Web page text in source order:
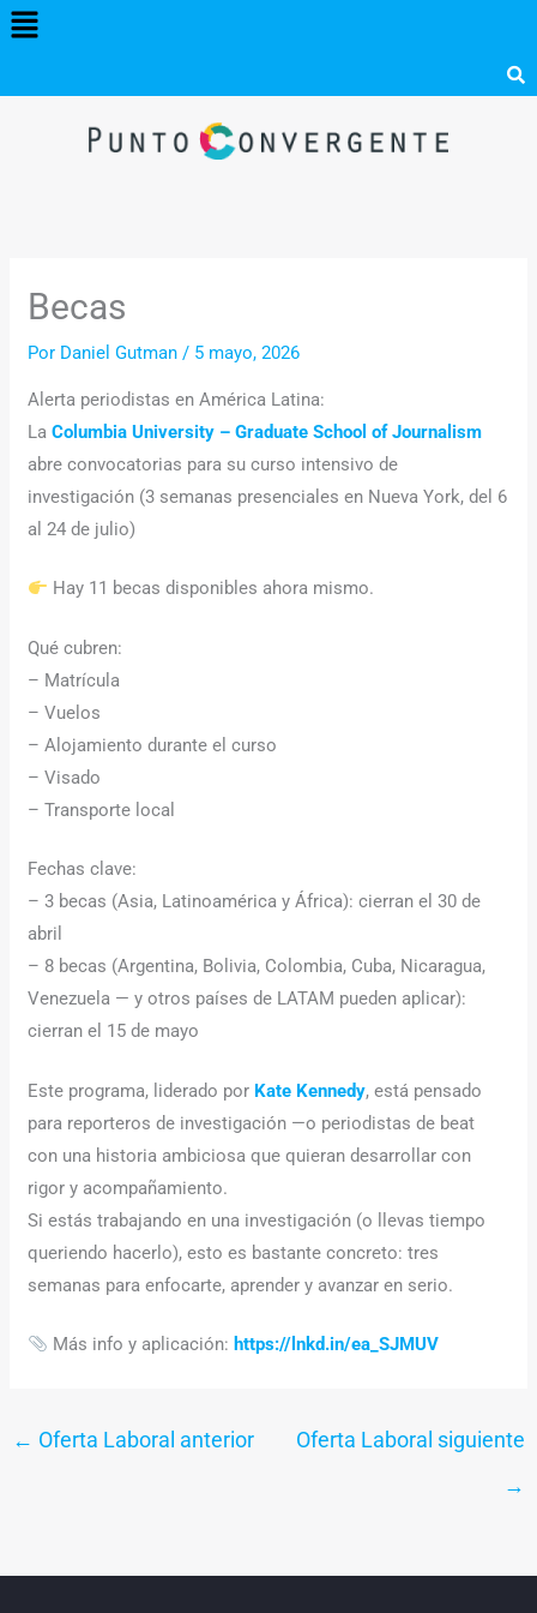
Menú
Becas
Por Daniel Gutman/ 5 mayo, 2026
Alerta periodistas en América Latina:
LaColumbia University – Graduate School of Journalism
abre convocatorias para su curso intensivo de
investigación (3 semanas presenciales en Nueva York, del 6
al 24 de julio)
Hay 11 becas disponibles ahora mismo.
Qué cubren:
– Matrícula
– Vuelos
– Alojamiento durante el curso
– Visado
– Transporte local
Fechas clave:
– 3 becas (Asia, Latinoamérica y África): cierran el 30 de
abril
– 8 becas (Argentina, Bolivia, Colombia, Cuba, Nicaragua,
Venezuela — y otros países de LATAM pueden aplicar):
cierran el 15 de mayo
Este programa, liderado por Kate Kennedy, está pensado
para reporteros de investigación —o periodistas de beat
con una historia ambiciosa que quieran desarrollar con
rigor y acompañamiento.
Si estás trabajando en una investigación (o llevas tiempo
queriendo hacerlo), esto es bastante concreto: tres
semanas para enfocarte, aprender y avanzar en serio.
Más info y aplicación: https://lnkd.in/ea_SJMUV
← Oferta Laboral anterior
Oferta Laboral siguiente
→